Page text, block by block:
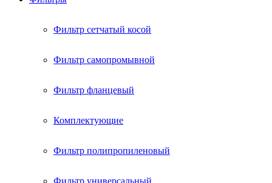
Фильтр сетчатый косой
Фильтр самопромывной
Фильтр фланцевый
Комплектующие
Фильтр полипропиленовый
Фильтр универсальный